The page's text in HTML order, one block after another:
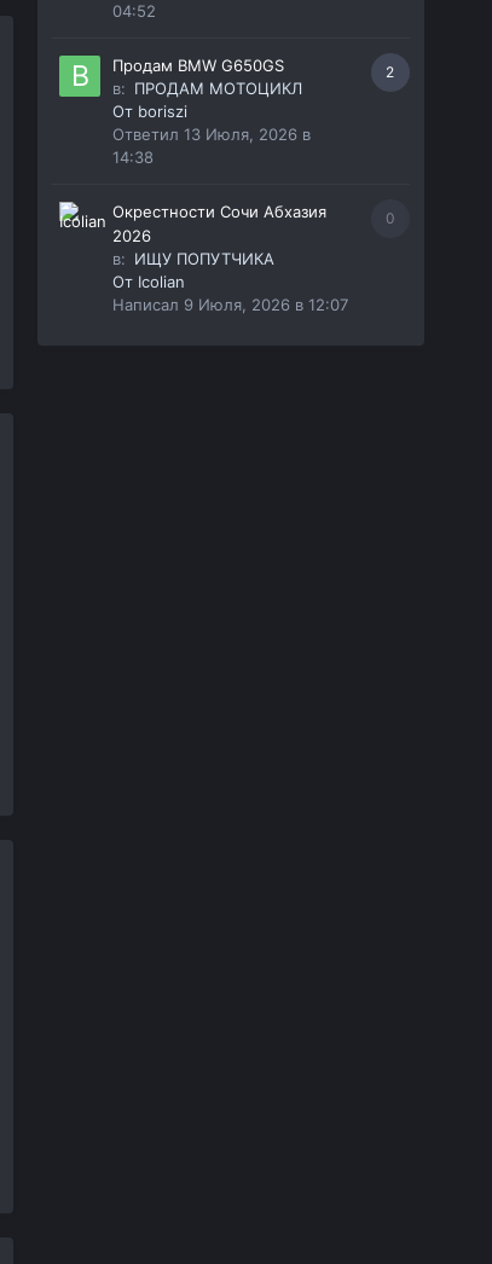
04:52
2
Продам BMW G650GS
в: ПРОДАМ МОТОЦИКЛ
От boriszi
Ответил 13 Июля, 2026 в
14:38
0
Окрестности Сочи Абхазия
2026
в: ИЩУ ПОПУТЧИКА
От Icolian
Написал 9 Июля, 2026 в 12:07